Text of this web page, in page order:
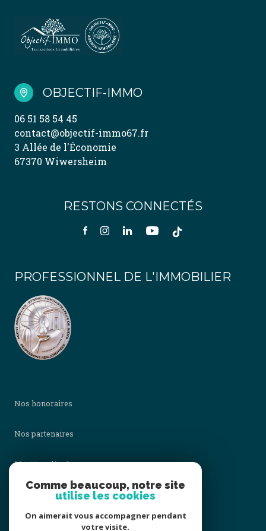
OBJECTIF-IMMO
06 51 58 54 45
contact@objectif-immo67.fr
3 Allée de l'Économie
67370 Wiwersheim
RESTONS CONNECTÉS
PROFESSIONNEL DE L'IMMOBILIER
Nos honoraires
Nos partenaires
Mentions légales
Comme beaucoup, notre site
utilise les cookies
On aimerait vous accompagner pendant
votre visite.